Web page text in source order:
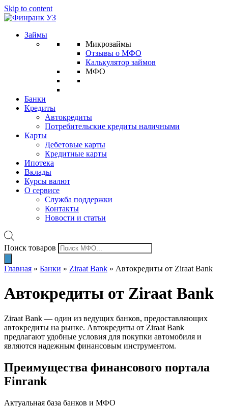
Skip to content
Займы
Микрозаймы
Отзывы о МФО
Калькулятор займов
МФО
Банки
Кредиты
Автокредиты
Потребительские кредиты наличными
Карты
Дебетовые карты
Кредитные карты
Ипотека
Вклады
Курсы валют
О сервисе
Служба поддержки
Контакты
Новости и статьи
Поиск товаров
Главная » Банки » Ziraat Bank » Автокредиты от Ziraat Bank
Автокредиты от Ziraat Bank
Ziraat Bank — один из ведущих банков, предоставляющих
автокредиты на рынке. Автокредиты от Ziraat Bank
предлагают удобные условия для покупки автомобиля и
являются надежным финансовым инструментом.
Преимущества финансового портала
Finrank
Актуальная база банков и МФО